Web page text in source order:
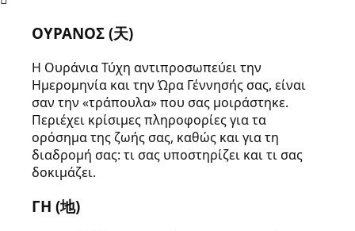
ΟΥΡΑΝΟΣ (天)
Η Ουράνια Τύχη αντιπροσωπεύει την
Ημερομηνία και την Ώρα Γέννησής σας, είναι
σαν την «τράπουλα» που σας μοιράστηκε.
Περιέχει κρίσιμες πληροφορίες για τα
ορόσημα της ζωής σας, καθώς και για τη
διαδρομή σας: τι σας υποστηρίζει και τι σας
δοκιμάζει.
ΓΗ (地)